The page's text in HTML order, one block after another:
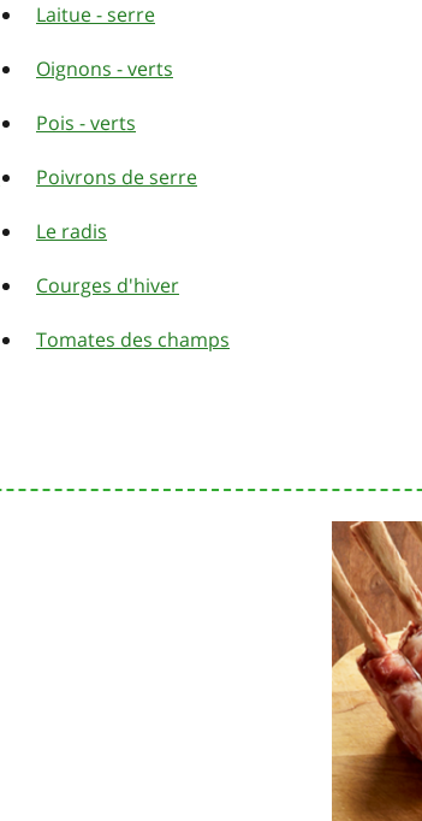
Laitue - serre
Oignons - verts
Pois - verts
Poivrons de serre
Le radis
Courges d'hiver
Tomates des champs